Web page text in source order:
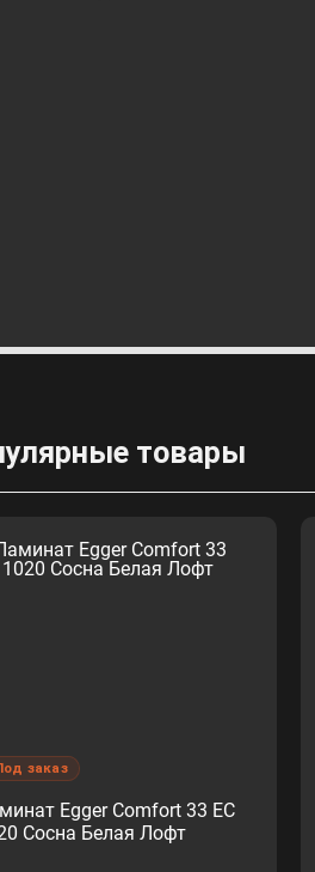
товары
заказ
Egger Comfort 33 EC
Сосна Белая Лофт